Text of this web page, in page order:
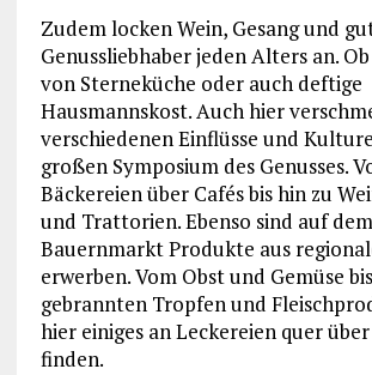
Zudem locken Wein, Gesang und
Genussliebhaber jeden Alters an.
von Sterneküche oder auch deftige
Hausmannskost. Auch hier
verschiedenen Einflüsse und
großen Symposium des Genusses.
Bäckereien über Cafés bis hin zu
und Trattorien. Ebenso sind auf dem
Bauernmarkt Produkte aus
erwerben. Vom Obst und Gemüse
gebrannten Tropfen und
hier einiges an Leckereien quer über
finden.